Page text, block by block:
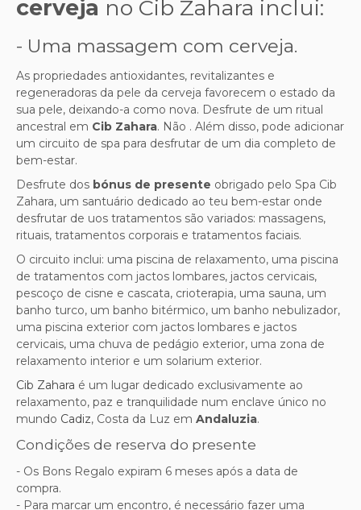
cerveja no Cib Zahara inclui:
- Uma massagem com cerveja.
As propriedades antioxidantes, revitalizantes e
regeneradoras da pele da cerveja favorecem o estado da
sua pele, deixando-a como nova. Desfrute de um ritual
ancestral em Cib Zahara. Não . Além disso, pode adicionar
um circuito de spa para desfrutar de um dia completo de
bem-estar.
Desfrute dos bónus de presente obrigado pelo Spa Cib
Zahara, um santuário dedicado ao teu bem-estar onde
desfrutar de uos tratamentos são variados: massagens,
rituais, tratamentos corporais e tratamentos faciais.
O circuito inclui: uma piscina de relaxamento, uma piscina
de tratamentos com jactos lombares, jactos cervicais,
pescoço de cisne e cascata, crioterapia, uma sauna, um
banho turco, um banho bitérmico, um banho nebulizador,
uma piscina exterior com jactos lombares e jactos
cervicais, uma chuva de pedágio exterior, uma zona de
relaxamento interior e um solarium exterior.
Cib Zahara é um lugar dedicado exclusivamente ao
relaxamento, paz e tranquilidade num enclave único no
mundo Cadiz, Costa da Luz em Andaluzia.
Condições de reserva do presente
- Os Bons Regalo expiram 6 meses após a data de
compra.
- Para marcar um encontro, é necessário fazer uma